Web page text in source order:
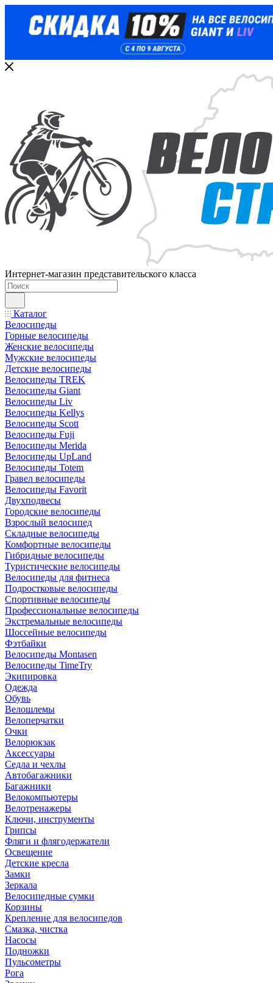
Интернет-магазин представительского класса
Каталог
Велосипеды
Горные велосипеды
Женские велосипеды
Мужские велосипеды
Детские велосипеды
Велосипеды TREK
Велосипеды Giant
Велосипеды Liv
Велосипеды Kellys
Велосипеды Scott
Велосипеды Fuji
Велосипеды Merida
Велосипеды UpLand
Велосипеды Totem
Гравел велосипеды
Велосипеды Favorit
Двухподвесы
Городские велосипеды
Взрослый велосипед
Складные велосипеды
Комфортные велосипеды
Гибридные велосипеды
Туристические велосипеды
Велосипеды для фитнеса
Подростковые велосипеды
Спортивные велосипеды
Профессиональные велосипеды
Экстремальные велосипеды
Шоссейные велосипеды
Фэтбайки
Велосипеды Montasen
Велосипеды TimeTry
Экипировка
Одежда
Обувь
Велошлемы
Велоперчатки
Очки
Велорюкзак
Аксессуары
Седла и чехлы
Автобагажники
Багажники
Велокомпьютеры
Велотренажеры
Ключи, инструменты
Грипсы
Фляги и флягодержатели
Освещение
Детские кресла
Замки
Зеркала
Велосипедные сумки
Корзины
Крепление для велосипедов
Смазка, чистка
Насосы
Подножки
Пульсометры
Рога